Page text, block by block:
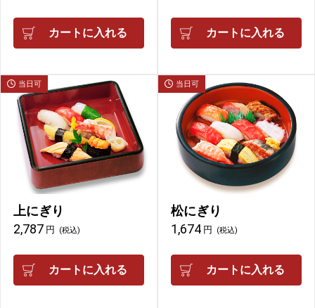
カートに入れる カートに入れる
当日可
上にぎり
2,787 円 (税込)
カートに入れる
当日可
松にぎり
1,674 円 (税込)
カートに入れる